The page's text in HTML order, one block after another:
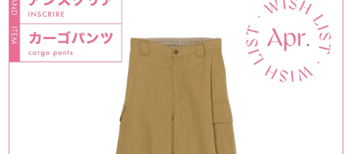
MAGAZINE
SPUR 2026 JULY